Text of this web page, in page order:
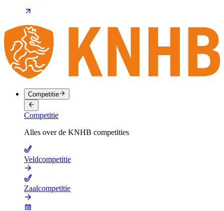
Competitie
Competitie
Alles over de KNHB competities
Veldcompetitie
Zaalcompetitie